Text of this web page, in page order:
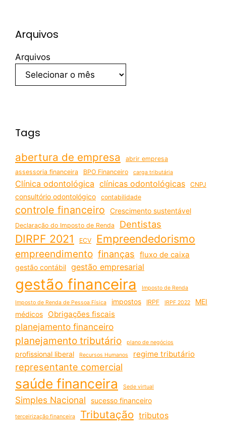
Arquivos
Arquivos
Tags
abertura de empresa
abrir empresa
assessoria financeira
BPO Financeiro carga tributária
Clínica odontológica clínicas odontológicas CNPJ
consultório odontológico contabilidade
controle financeiro Crescimento sustentável
Declaração do Imposto de Renda Dentistas
DIRPF 2021 ECV Empreendedorismo
empreendimento finanças fluxo de caixa
gestão contábil gestão empresarial
gestão financeira Imposto de Renda
Imposto de Renda de Pessoa Física impostos IRPF IRPF 2022
MEI
médicos
Obrigações fiscais
planejamento financeiro
planejamento tributário plano de negócios
profissional liberal Recursos Humanos regime tributário
representante comercial
saúde financeira Sede virtual
Simples Nacional sucesso financeiro
terceirização financeira Tributação tributos